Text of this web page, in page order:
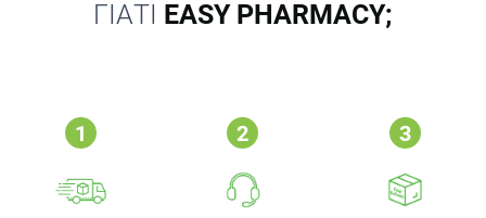
ΓΙΑΤΙ EASY PHARMACY;